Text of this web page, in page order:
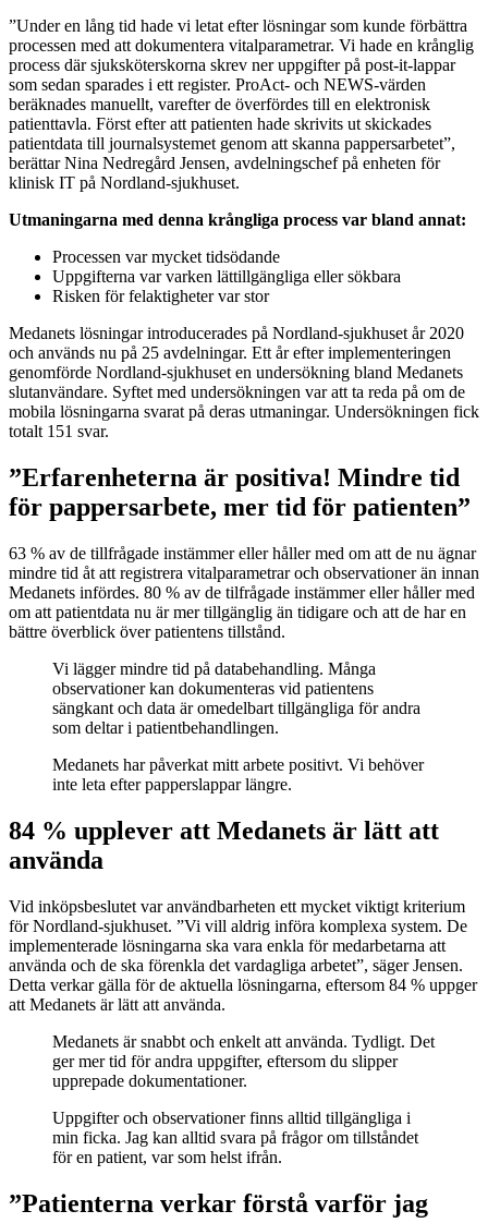
”Under en lång tid hade vi letat efter lösningar som kunde förbättra
processen med att dokumentera vitalparametrar. Vi hade en krånglig
process där sjuksköterskorna skrev ner uppgifter på post-it-lappar
som sedan sparades i ett register. ProAct- och NEWS-värden
beräknades manuellt, varefter de överfördes till en elektronisk
patienttavla. Först efter att patienten hade skrivits ut skickades
patientdata till journalsystemet genom att skanna pappersarbetet”,
berättar Nina Nedregård Jensen, avdelningschef på enheten för
klinisk IT på Nordland-sjukhuset.
Utmaningarna med denna krångliga process var bland annat:
Processen var mycket tidsödande
Uppgifterna var varken lättillgängliga eller sökbara
Risken för felaktigheter var stor
Medanets lösningar introducerades på Nordland-sjukhuset år 2020
och används nu på 25 avdelningar. Ett år efter implementeringen
genomförde Nordland-sjukhuset en undersökning bland Medanets
slutanvändare. Syftet med undersökningen var att ta reda på om de
mobila lösningarna svarat på deras utmaningar. Undersökningen fick
totalt 151 svar.
”Erfarenheterna är positiva! Mindre tid
för pappersarbete, mer tid för patienten”
63 % av de tillfrågade instämmer eller håller med om att de nu ägnar
mindre tid åt att registrera vitalparametrar och observationer än innan
Medanets infördes. 80 % av de tilfrågade instämmer eller håller med
om att patientdata nu är mer tillgänglig än tidigare och att de har en
bättre överblick över patientens tillstånd.
Vi lägger mindre tid på databehandling. Många
observationer kan dokumenteras vid patientens
sängkant och data är omedelbart tillgängliga för andra
som deltar i patientbehandlingen.
Medanets har påverkat mitt arbete positivt. Vi behöver
inte leta efter papperslappar längre.
84 % upplever att Medanets är lätt att
använda
Vid inköpsbeslutet var användbarheten ett mycket viktigt kriterium
för Nordland-sjukhuset. ”Vi vill aldrig införa komplexa system. De
implementerade lösningarna ska vara enkla för medarbetarna att
använda och de ska förenkla det vardagliga arbetet”, säger Jensen.
Detta verkar gälla för de aktuella lösningarna, eftersom 84 % uppger
att Medanets är lätt att använda.
Medanets är snabbt och enkelt att använda. Tydligt. Det
ger mer tid för andra uppgifter, eftersom du slipper
upprepade dokumentationer.
Uppgifter och observationer finns alltid tillgängliga i
min ficka. Jag kan alltid svara på frågor om tillståndet
för en patient, var som helst ifrån.
”Patienterna verkar förstå varför jag